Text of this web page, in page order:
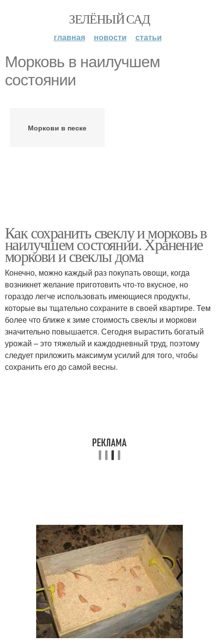
ЗЕЛЁНЫЙ САД
главная новости статьи
Морковь в наилучшем
состоянии
Моркови в песке
Как сохранить свеклу и морковь в
наилучшем состоянии. Хранение
моркови и свеклы дома
Конечно, можно каждый раз покупать овощи, когда
возникнет желание приготовить что-то вкусное, но
гораздо легче использовать имеющиеся продукты,
которые вы тщательно сохраните в своей квартире. Тем
более что ближе к зиме стоимость свеклы и моркови
значительно повышается. Сегодня вырастить богатый
урожай – это тяжелый и каждодневный труд, поэтому
следует приложить максимум усилий для того, чтобы
сохранить его до самой весны.